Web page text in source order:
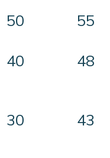
50
55
40
48
30 43